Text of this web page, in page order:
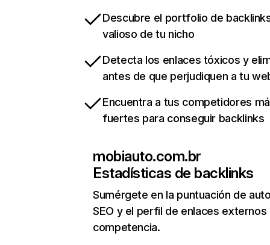
Descubre el portfolio de
valioso de tu nicho
Detecta los enlaces tóxicos y
antes de que perjudiquen a tu
Encuentra a tus competidores
fuertes para conseguir backlinks
mobiauto.com.br
Estadísticas de backlinks
Sumérgete en la puntuación de
SEO y el perfil de enlaces externos
competencia.